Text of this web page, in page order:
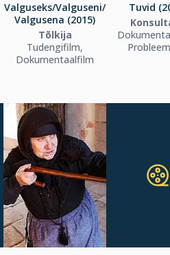
Valguseks/Valguseni/
Valgusena (2015)
Tõlkija
Tudengifilm,
Dokumentaalfilm
Tuvid